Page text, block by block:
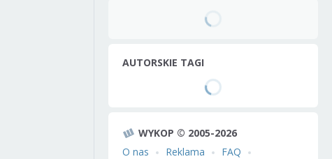
AUTORSKIE TAGI
WYKOP © 2005-2026
O nas
Reklama
FAQ